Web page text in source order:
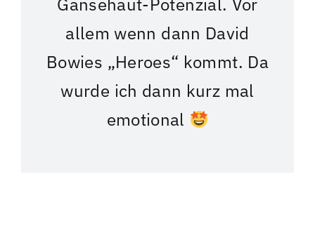
allem wenn dann David
Bowies „Heroes“ kommt. Da
wurde ich dann kurz mal
emotional